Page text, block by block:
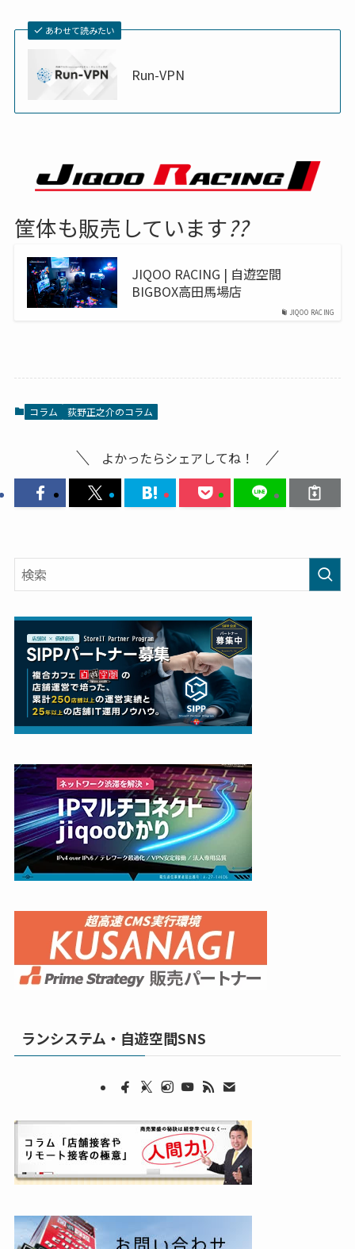
あわせて読みたい
Run-VPN
筐体も販売しています?️?
JIQOO RACING
JIQOO RACING | 自遊空間
BIGBOX高田馬場店
コラム 荻野正之介のコラム
よかったらシェアしてね！
ランシステム・自遊空間SNS